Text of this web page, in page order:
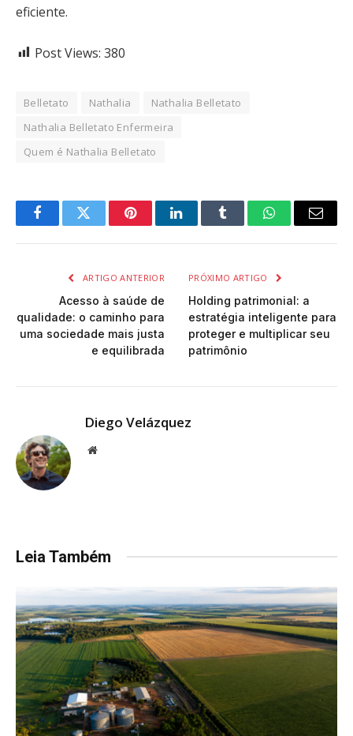
eficiente.
Post Views: 380
Belletato Nathalia
Nathalia Belletato
Nathalia Belletato Enfermeira
Quem é Nathalia Belletato
FacebookTwitter PinterestLinkedInTumblr WhatsAppEmail
ARTIGO ANTERIOR
Acesso à saúde de
qualidade: o caminho para
uma sociedade mais justa
e equilibrada
PRÓXIMO ARTIGO
Holding patrimonial: a
estratégia inteligente para
proteger e multiplicar seu
patrimônio
Diego Velázquez
Website
Leia Também